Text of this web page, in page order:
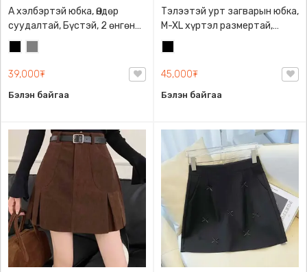
А хэлбэртэй юбка, Өндөр
суудалтай, Бүстэй, 2 өнгөний
сонголттой
39,000₮
Бэлэн байгаа
Тэлээтэй урт загварын юбка,
M-XL хүртэл размертай,
Бөөсрөхгүй, биетэй ноосон
даавуун материалтай, Бүх
гуталтай зохицох загвартай
45,000₮
Бэлэн байгаа